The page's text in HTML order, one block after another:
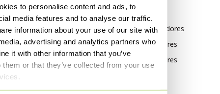
to personalise content and ads, to
media features and to analyse our traffic.
information about your use of our site with
advertising and analytics partners who
it with other information that you’ve
them or that they’ve collected from your use
mint Aparadores con vitrina
mint Estanterías de pared
mint Mesitas de noche
mint Roperos
mint Armarios de
almacenamiento
Por estilo
Moderno Aparadores
Clásico Aparadores
Diseño Aparadores